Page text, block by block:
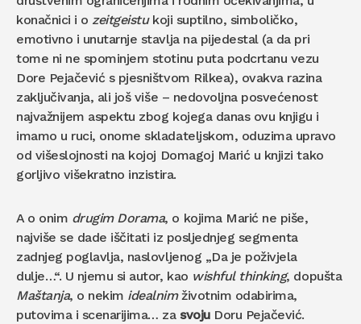
konačnici i o zeitgeistukoji suptilno, simboličko,
emotivno i unutarnje stavlja na pijedestal (a da pri
tome ni ne spominjem stotinu puta podcrtanu vezu
Dore Pejačević s pjesništvom Rilkea), ovakva razina
zaključivanja, ali još više – nedovoljna posvećenost
najvažnijem aspektu zbog kojega danas ovu knjigu i
imamo u ruci, onome skladateljskom, oduzima upravo
od višeslojnosti na kojoj Domagoj Marić u knjizi tako
gorljivo višekratno inzistira.
A o onim drugim Dorama, o kojima Marić ne piše,
najviše se dade iščitati iz posljednjeg segmenta
zadnjeg poglavlja, naslovljenog „Da je poživjela
dulje…“. U njemu si autor, kao wishful thinking, dopušta
Maštanja, o nekim idealnimživotnim odabirima,
putovima i scenarijima… zasvojuDoru Pejačević.